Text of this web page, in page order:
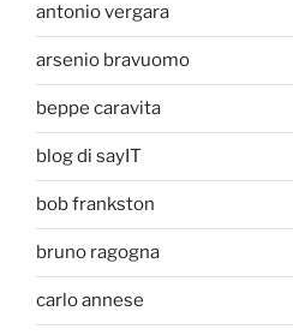
antonio vergara
arsenio bravuomo
beppe caravita
blog di sayIT
bob frankston
bruno ragogna
carlo annese